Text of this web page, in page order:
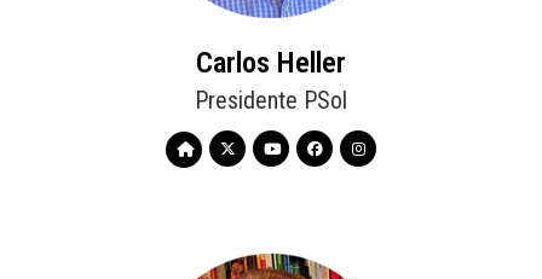
Carlos Heller
Presidente PSol